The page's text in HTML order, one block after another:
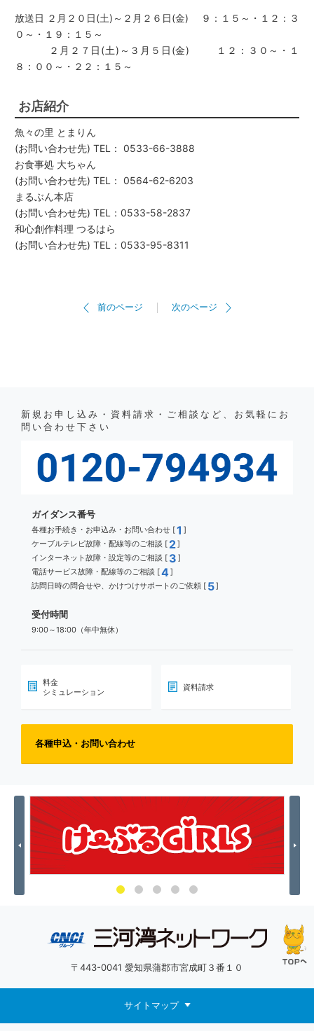
放送日 ２月２０日(土)～２月２６日(金) ９：１５～・１２：３
０～・１９：１５～
２月２７日(土)～３月５日(金) １２：３０～・１
８：００～・２２：１５～
お店紹介
魚々の里 とまりん
(お問い合わせ先) TEL： 0533-66-3888
お食事処 大ちゃん
(お問い合わせ先) TEL： 0564-62-6203
まるぶん本店
(お問い合わせ先) TEL：0533-58-2837
和心創作料理 つるはら
(お問い合わせ先) TEL：0533-95-8311
前のページ 次のページ
新規お申し込み・資料請求・ご相談など、お気軽にお
問い合わせ下さい
ガイダンス番号
各種お手続き・お申込み・お問い合わせ [1 ]
ケーブルテレビ故障・配線等のご相談 [ 2]
インターネット故障・設定等のご相談 [ 3 ]
電話サービス故障・配線等のご相談 [4]
訪問日時の問合せや、かけつけサポートのご依頼 [ 5]
受付時間
9:00～18:00（年中無休）
料金
シミュレーション
資料請求
各種申込・お問い合わせ
Previous Next
〒443-0041 愛知県蒲郡市宮成町３番１０
サイトマップ